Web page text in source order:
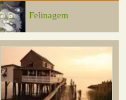
Felinagem